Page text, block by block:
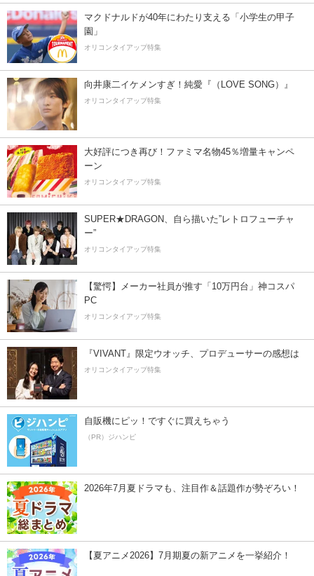
マクドナルドが40年にわたり支える「小学生の甲子
園」
オリコンタイアップ特集
向井康二イケメンすぎ！純愛『（LOVE SONG）』
オリコンタイアップ特集
大好評につき再び！ファミマ名物45％増量キャンペ
ーン
オリコンタイアップ特集
SUPER★DRAGON、自ら描いた”レトロフューチャ
ー”
オリコンタイアップ特集
【驚愕】メーカー社員が推す「10万円台」神コスパ
PC
オリコンタイアップ特集
『VIVANT』限定ウオッチ、プロデューサーの感想は
オリコンタイアップ特集
自販機にピッ！ですぐに買えちゃう
（PR）ジハンピ
2026年7月夏ドラマも、注目作＆話題作が勢ぞろい！
【夏アニメ2026】7月期夏の新アニメを一挙紹介！